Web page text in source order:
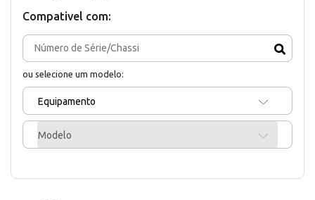
Compativel com:
ou selecione um modelo:
Equipamento
Modelo